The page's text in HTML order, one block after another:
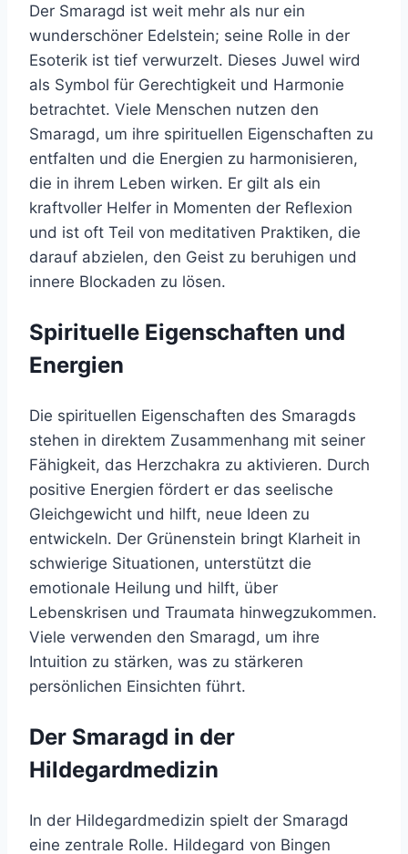
Der Smaragd ist weit mehr als nur ein
wunderschöner Edelstein; seine Rolle in der
Esoterik ist tief verwurzelt. Dieses Juwel wird
als Symbol für Gerechtigkeit und Harmonie
betrachtet. Viele Menschen nutzen den
Smaragd, um ihre spirituellen Eigenschaften zu
entfalten und die Energien zu harmonisieren,
die in ihrem Leben wirken. Er gilt als ein
kraftvoller Helfer in Momenten der Reflexion
und ist oft Teil von meditativen Praktiken, die
darauf abzielen, den Geist zu beruhigen und
innere Blockaden zu lösen.
Spirituelle Eigenschaften und
Energien
Die spirituellen Eigenschaften des Smaragds
stehen in direktem Zusammenhang mit seiner
Fähigkeit, das Herzchakra zu aktivieren. Durch
positive Energien fördert er das seelische
Gleichgewicht und hilft, neue Ideen zu
entwickeln. Der Grünenstein bringt Klarheit in
schwierige Situationen, unterstützt die
emotionale Heilung und hilft, über
Lebenskrisen und Traumata hinwegzukommen.
Viele verwenden den Smaragd, um ihre
Intuition zu stärken, was zu stärkeren
persönlichen Einsichten führt.
Der Smaragd in der
Hildegardmedizin
In der Hildegardmedizin spielt der Smaragd
eine zentrale Rolle. Hildegard von Bingen